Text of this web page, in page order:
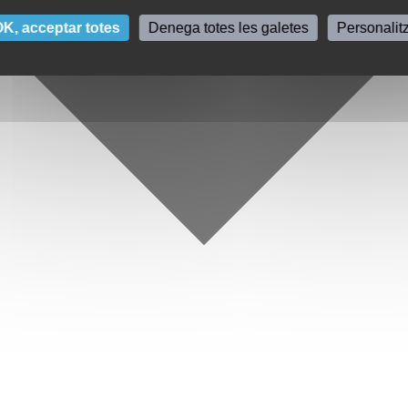
acceptar totes Denega totes les galetes